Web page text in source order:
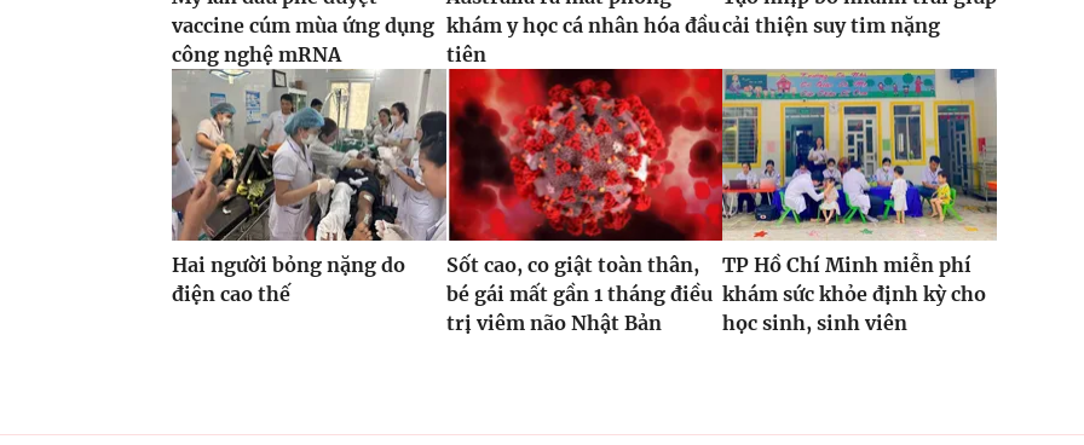
vaccine cúm mùa ứng dụng
công nghệ mRNA
khám y học cá nhân hóa đầu
tiên
cải thiện suy tim nặng
Hai người bỏng nặng do
điện cao thế
Sốt cao, co giật toàn thân,
bé gái mất gần 1 tháng điều
trị viêm não Nhật Bản
TP Hồ Chí Minh miễn phí
khám sức khỏe định kỳ cho
học sinh, sinh viên